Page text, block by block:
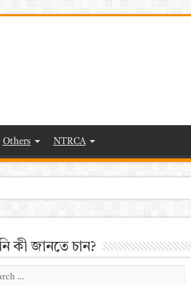
Others NTRCA
কী জানতে চান?